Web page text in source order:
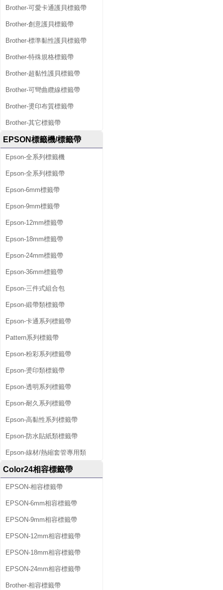
Brother-可愛卡通護貝標籤帶
Brother-創意護貝標籤帶
Brother-標準黏性護貝標籤帶
Brother-特殊規格標籤帶
Brother-超黏性護貝標籤帶
Brother-可彎曲纜線標籤帶
Brother-燙印布質標籤帶
Brother-其它標籤帶
EPSON標籤機/標籤帶
Epson-全系列標籤機
Epson-全系列標籤帶
Epson-6mm標籤帶
Epson-9mm標籤帶
Epson-12mm標籤帶
Epson-18mm標籤帶
Epson-24mm標籤帶
Epson-36mm標籤帶
Epson-三件式組合包
Epson-緞帶類標籤帶
Epson-卡通系列標籤帶
Pattern系列標籤帶
Epson-粉彩系列標籤帶
Epson-燙印類標籤帶
Epson-透明系列標籤帶
Epson-耐久系列標籤帶
Epson-高黏性系列標籤帶
Epson-防水貼紙類標籤帶
Epson-線材/熱縮套管專用類
Color24相容標籤帶
EPSON-相容標籤帶
EPSON-6mm相容標籤帶
EPSON-9mm相容標籤帶
EPSON-12mm相容標籤帶
EPSON-18mm相容標籤帶
EPSON-24mm相容標籤帶
Brother-相容標籤帶